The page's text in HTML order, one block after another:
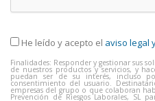
He leído y acepto el aviso legal
Finalidades: Responder y gestionar sus
de nuestros productos y servicios, y
puedan ser de su interés, incluso
consentimiento del usuario.
empresas del grupo o que colaboran
Prevención de Riesgos Laborales, SL